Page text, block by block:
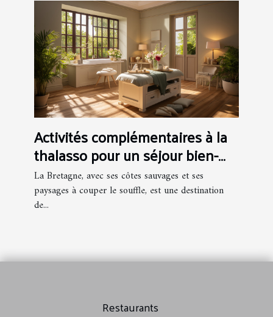
Activités complémentaires à la
thalasso pour un séjour bien-
être en Bretagne
La Bretagne, avec ses côtes sauvages et ses
paysages à couper le souffle, est une destination
de...
Restaurants